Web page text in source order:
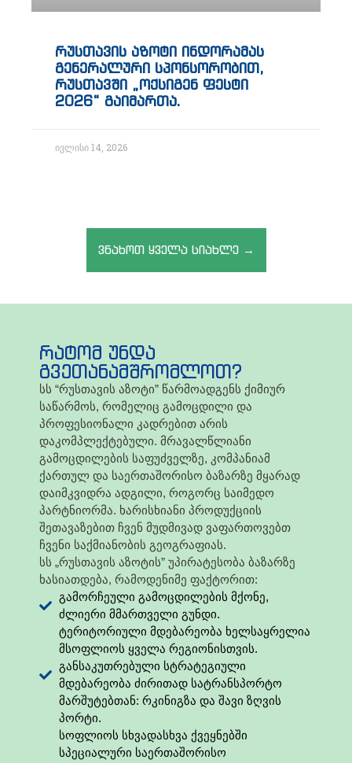
რუსთავის აზოტი ინდორამას
გენერალური სპონსორობით,
რუსთავში „ოქსიგენ ფესტი
2026“ გაიმართა.
ივლისი 14, 2026
ვნახოთ ყველა სიახლე →
რატომ უნდა
გვეთანამშრომლოთ?
სს “რუსთავის აზოტი” წარმოადგენს ქიმიურ
საწარმოს, რომელიც გამოცდილი და
პროფესიონალი კადრებით არის
დაკომპლექტებული. მრავალწლიანი
გამოცდილების საფუძველზე, კომპანიამ
ქართულ და საერთაშორისო ბაზარზე მყარად
დაიმკვიდრა ადგილი, როგორც საიმედო
პარტნიორმა. ხარისხიანი პროდუქციის
შეთავაზებით ჩვენ მუდმივად ვაფართოვებთ
ჩვენი საქმიანობის გეოგრაფიას.
სს „რუსთავის აზოტის” უპირატესობა ბაზარზე
ხასიათდება, რამოდენიმე ფაქტორით:
გამორჩეული გამოცდილების მქონე,
ძლიერი მმართველი გუნდი.
ტერიტორიული მდებარეობა ხელსაყრელია
მსოფლიოს ყველა რეგიონისთვის.
განსაკუთრებული სტრატეგიული
მდებარეობა ძირითად სატრანსპორტო
მარშუტებთან: რკინიგზა და შავი ზღვის
პორტი.
სოფლიოს სხვადასხვა ქვეყნებში
სპეციალური საერთაშორისო